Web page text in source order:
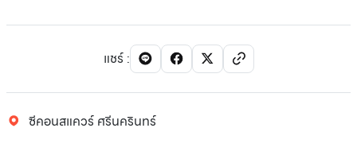
แชร์:
ซีคอนสแควร์ ศรีนครินทร์